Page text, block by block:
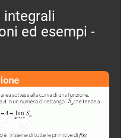
integrali
ed esempi -